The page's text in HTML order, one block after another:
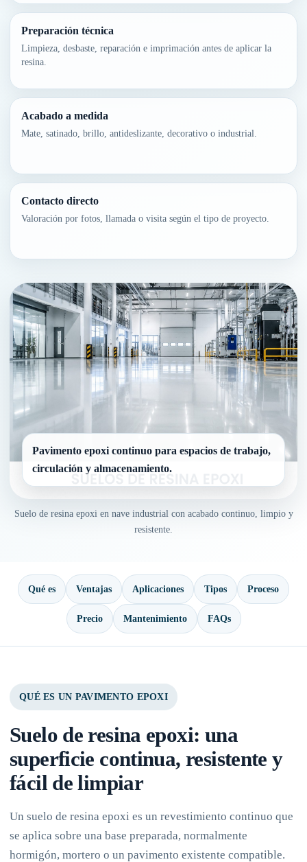
Preparación técnica
Limpieza, desbaste, reparación e imprimación antes de aplicar la
resina.
Acabado a medida
Mate, satinado, brillo, antideslizante, decorativo o industrial.
Contacto directo
Valoración por fotos, llamada o visita según el tipo de proyecto.
Pavimento epoxi continuo para espacios de trabajo,
circulación y almacenamiento.
Suelo de resina epoxi en nave industrial con acabado continuo, limpio y
resistente.
Qué es Ventajas Aplicaciones Tipos Proceso
Precio Mantenimiento FAQs
QUÉ ES UN PAVIMENTO EPOXI
Suelo de resina epoxi: una
superficie continua, resistente y
fácil de limpiar
Un suelo de resina epoxi es un revestimiento continuo que
se aplica sobre una base preparada, normalmente
hormigón, mortero o un pavimento existente compatible.